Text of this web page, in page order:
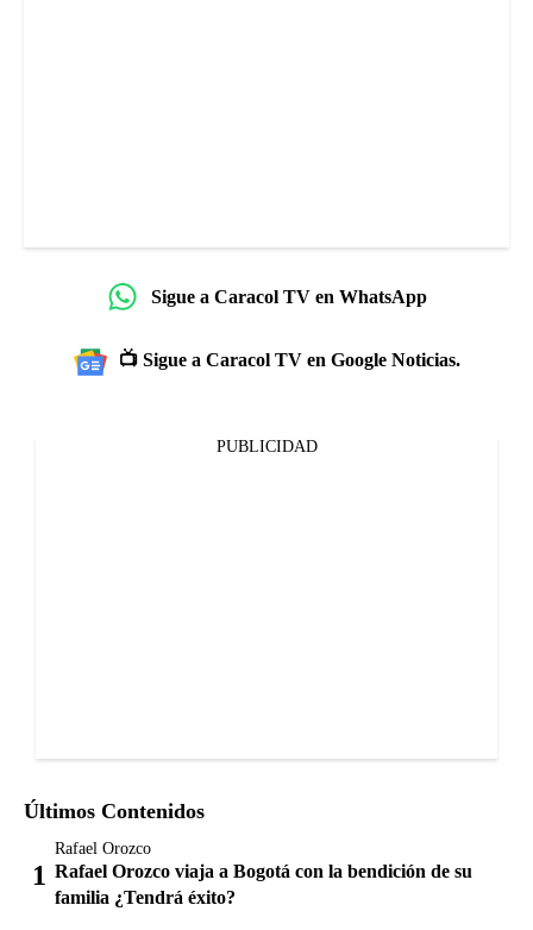
Sigue a Caracol TV en WhatsApp
📺 Sigue a Caracol TV en Google Noticias.
PUBLICIDAD
Últimos Contenidos
Rafael Orozco
Rafael Orozco viaja a Bogotá con la bendición de su
familia ¿Tendrá éxito?